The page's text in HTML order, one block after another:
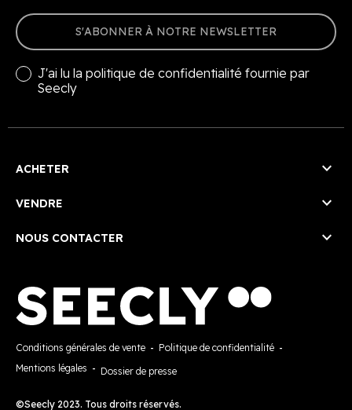
S'ABONNER À NOTRE NEWSLETTER
J'ai lu la politique de confidentialité fournie par
Seecly
ACHETER 
VENDRE 
NOUS CONTACTER 
Conditions générales de vente - Politique de confidentialité -
Mentions légales - Dossier de presse
©Seecly 2023. Tous droits réservés.